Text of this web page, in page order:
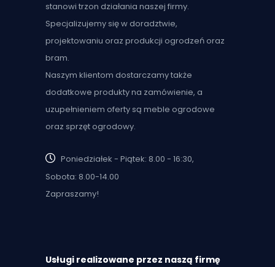
stanowi trzon działania naszej firmy.
Specjalizujemy się w doradztwie,
projektowaniu oraz produkcji ogrodzeń oraz
bram.
Naszym klientom dostarczamy także
dodatkowe produkty na zamówienie, a
uzupełnieniem oferty są meble ogrodowe
oraz sprzęt ogrodowy.
Poniedziałek - Piątek: 8.00 - 16:30,
Sobota: 8.00-14.00
Zapraszamy!
Usługi realizowane przez naszą firmę